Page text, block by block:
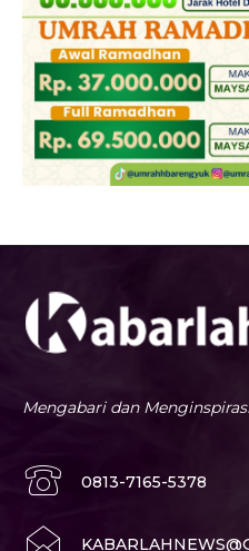
Mengabari dan
0813-7165-5378